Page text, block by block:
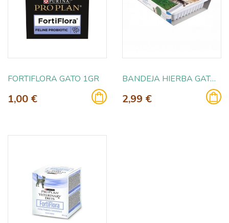
FORTIFLORA GATO 1GR
1,00 €
BANDEJA HIERBA GATO ADULTO
2,99 €